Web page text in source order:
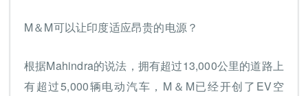
M＆M可以让印度适应昂贵的电源？
根据Mahindra的说法，拥有超过13,000公里的道路上
有超过5,000辆电动汽车，M＆M已经开创了EV空